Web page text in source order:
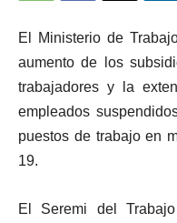
El Ministerio de
aumento de los
trabajadores y la
empleados
puestos de trabajo en
19.
El Seremi del